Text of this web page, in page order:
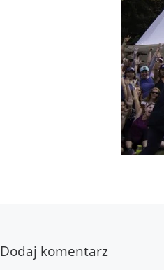
Dodaj komentarz